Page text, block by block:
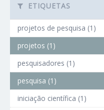
ETIQUETAS
projetos de pesquisa (1)
projetos (1)
pesquisadores (1)
pesquisa (1)
iniciação científica (1)